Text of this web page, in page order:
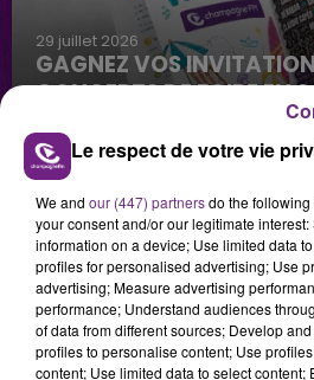
29 juillet 2026
GAGNEZ VOS
CONCERTS DE FOIRE EN
29 juillet 2026
GAGNEZ VOTRE SÉJOUR
PARCS DU LAC
Le respect de votre vie
We and our (447) partnersdo the
your consent and/or our legitimate
information on a device; Use limited data
profiles for personalised advertising; Use
advertising; Measure advertising
performance; Understand audiences
of data from different sources; Develop
profiles to personalise content; Use
content; Use limited data to select content;